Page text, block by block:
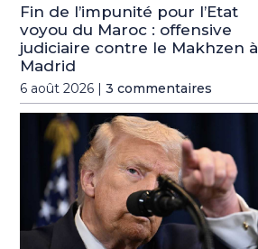
Fin de l’impunité pour l’Etat
voyou du Maroc : offensive
judiciaire contre le Makhzen à
Madrid
6 août 2026 | 3 commentaires